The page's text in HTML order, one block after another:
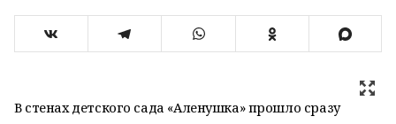
В стенах детского сада «Аленушка» прошло сразу